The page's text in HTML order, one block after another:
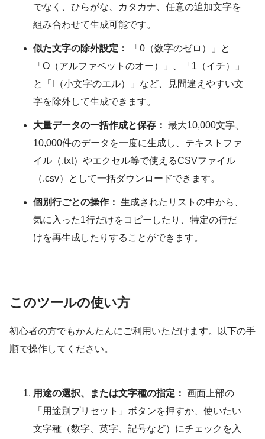
でなく、ひらがな、カタカナ、任意の追加文字を
組み合わせて生成可能です。
似た文字の除外設定：
「0（数字のゼロ）」と
「O（アルファベットのオー）」、「1（イチ）」
と「l（小文字のエル）」など、見間違えやすい文
字を除外して生成できます。
大量データの一括作成と保存： 最大10,000文字、
10,000件のデータを一度に生成し、テキストファ
イル（.txt）やエクセル等で使えるCSVファイル
（.csv）として一括ダウンロードできます。
個別行ごとの操作： 生成されたリストの中から、
気に入った1行だけをコピーしたり、特定の行だ
けを再生成したりすることができます。
このツールの使い方
初心者の方でもかんたんにご利用いただけます。以下の手
順で操作してください。
用途の選択、または文字種の指定： 画面上部の
「用途別プリセット」ボタンを押すか、使いたい
文字種（数字、英字、記号など）にチェックを入